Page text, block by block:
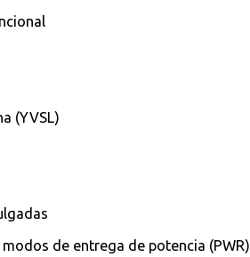
(YVSL)
de entrega de potencia (PWR)